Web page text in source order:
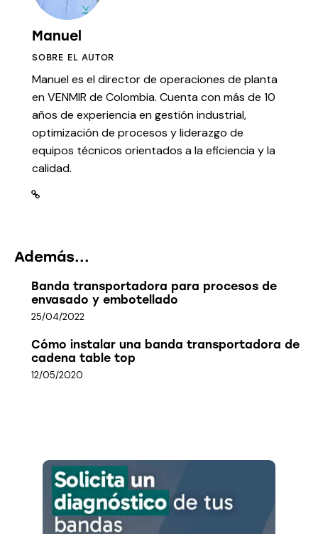
Manuel
SOBRE EL AUTOR
Manuel es el director de operaciones de planta
en VENMIR de Colombia. Cuenta con más de 10
años de experiencia en gestión industrial,
optimización de procesos y liderazgo de
equipos técnicos orientados a la eficiencia y la
calidad.
Además...
Banda transportadora para procesos de
envasado y embotellado
25/04/2022
Cómo instalar una banda transportadora de
cadena table top
12/05/2020